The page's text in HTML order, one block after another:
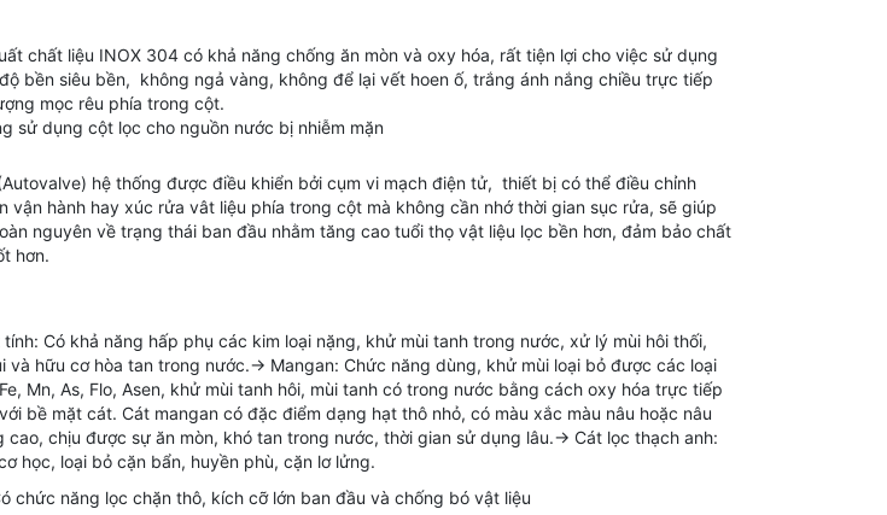
chất liệu INOX 304 có khả năng chống ăn mòn và oxy hóa, rất tiện lợi cho việc sử dụng
bền siêu bền, không ngả vàng, không để lại vết hoen ố, trắng ánh nắng chiều trực tiếp
mọc rêu phía trong cột.
sử dụng cột lọc cho nguồn nước bị nhiễm mặn
hệ thống được điều khiển bởi cụm vi mạch điện tử, thiết bị có thể điều chỉnh
vận hành hay xúc rửa vât liệu phía trong cột mà không cần nhớ thời gian sục rửa, sẽ giúp
nguyên về trạng thái ban đầu nhằm tăng cao tuổi thọ vật liệu lọc bền hơn, đảm bảo chất
hơn.
Có khả năng hấp phụ các kim loại nặng, khử mùi tanh trong nước, xử lý mùi hôi thối,
và hữu cơ hòa tan trong nước.→ Mangan: Chức năng dùng, khử mùi loại bỏ được các loại
Mn, As, Flo, Asen, khử mùi tanh hôi, mùi tanh có trong nước bằng cách oxy hóa trực tiếp
bề mặt cát. Cát mangan có đặc điểm dạng hạt thô nhỏ, có màu xắc màu nâu hoặc nâu
cao, chịu được sự ăn mòn, khó tan trong nước, thời gian sử dụng lâu.→ Cát lọc thạch anh:
học, loại bỏ cặn bẩn, huyền phù, cặn lơ lửng.
chức năng lọc chặn thô, kích cỡ lớn ban đầu và chống bó vật liệu